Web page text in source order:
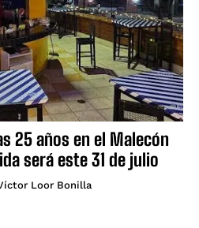
25 años en el Malecón
será este 31 de julio
Loor Bonilla